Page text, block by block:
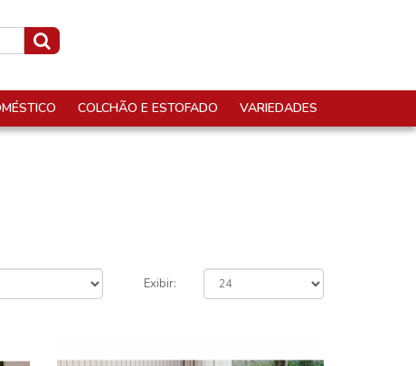
COLCHÃO E ESTOFADO VARIEDADES
Exibir: